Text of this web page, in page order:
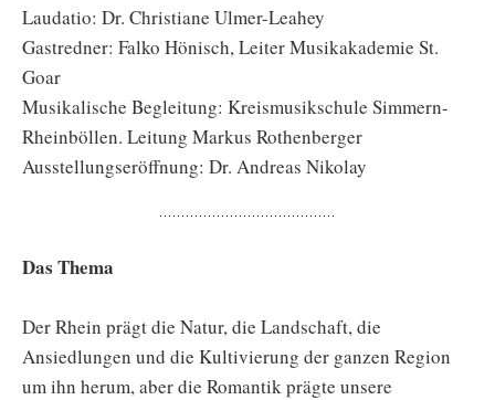
Laudatio: Dr. Christiane Ulmer-Leahey
Gastredner: Falko Hönisch, Leiter Musikakademie St.
Goar
Musikalische Begleitung: Kreismusikschule Simmern-
Rheinböllen. Leitung Markus Rothenberger
Ausstellungseröffnung: Dr. Andreas Nikolay
Das Thema
Der Rhein prägt die Natur, die Landschaft, die
Ansiedlungen und die Kultivierung der ganzen Region
um ihn herum, aber die Romantik prägte unsere